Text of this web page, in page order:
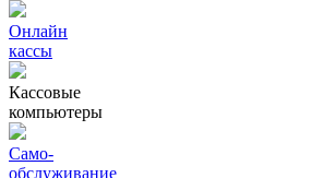
Онлайн
кассы
Кассовые
компьютеры
Само-
обслуживание